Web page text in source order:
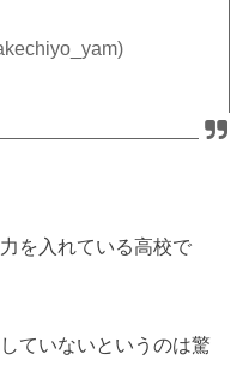
を入れている高校で
ていないというのは驚